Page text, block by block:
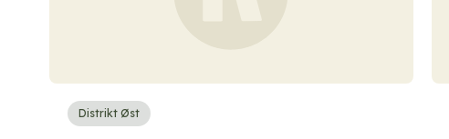
Distrikt Øst